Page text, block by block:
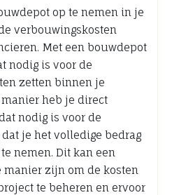
op te nemen in je
verbouwingskosten
Met een bouwdepot
nodig is voor de
zetten binnen je
heb je direct
nodig is voor de
je het volledige bedrag
nemen. Dit kan een
zijn om de kosten
te beheren en ervoor